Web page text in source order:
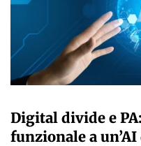
Digital divide e
funzionale a